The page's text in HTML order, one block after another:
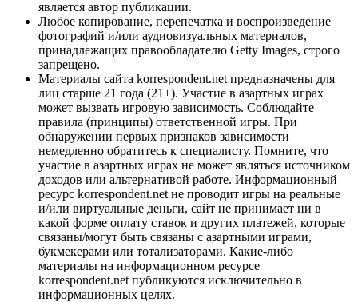
является автор публикации.
Любое копирование, перепечатка и воспроизведение
фотографий и/или аудиовизуальных материалов,
принадлежащих правообладателю Getty Images, строго
запрещено.
Материалы сайта korrespondent.net предназначены для
лиц старше 21 года (21+). Участие в азартных играх
может вызвать игровую зависимость. Соблюдайте
правила (принципы) ответственной игры. При
обнаружении первых признаков зависимости
немедленно обратитесь к специалисту. Помните, что
участие в азартных играх не может являться источником
доходов или альтернативой работе. Информационный
ресурс korrespondent.net не проводит игры на реальные
и/или виртуальные деньги, сайт не принимает ни в
какой форме оплату ставок и других платежей, которые
связаны/могут быть связаны с азартными играми,
букмекерами или тотализаторами. Какие-либо
материалы на информационном ресурсе
korrespondent.net публикуются исключительно в
информационных целях.